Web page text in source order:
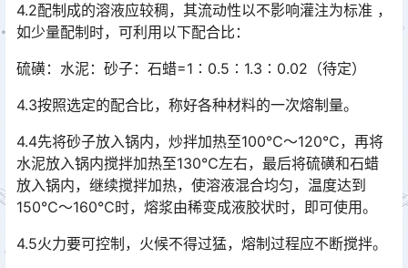
4.2配制成的溶液应较稠，其流动性以不影响灌注为标准 ，
如少量配制时，可利用以下配合比：
硫磺：水泥：砂子：石蜡=1∶0.5∶1.3∶0.02（待定）
4.3按照选定的配合比，称好各种材料的一次熔制量。
4.4先将砂子放入锅内，炒拌加热至100℃～120℃，再将
水泥放入锅内搅拌加热至130℃左右，最后将硫磺和石蜡
放入锅内，继续搅拌加热，使溶液混合均匀，温度达到
150℃～160℃时，熔浆由稀变成液胶状时，即可使用。󠅅󠅃󠄵󠅂󠄪󠇖󠆨󠆨󠇕󠆞󠆒󠅬󠇘󠆭󠆘󠇙󠆝󠅵󠇗󠆭󠆁󠄐󠇗󠅹󠅸󠇖󠆍󠅳󠇖󠅹󠅰󠇖󠆌󠅹
4.5火力要可控制，火候不得过猛，熔制过程应不断搅拌。